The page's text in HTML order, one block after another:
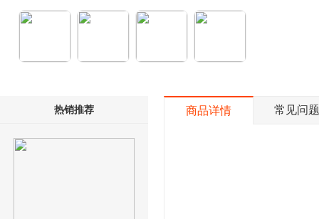
热销推荐 商品详情 常见问题